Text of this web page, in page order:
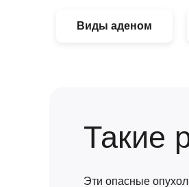
Виды аденом
Такие
Эти опасные